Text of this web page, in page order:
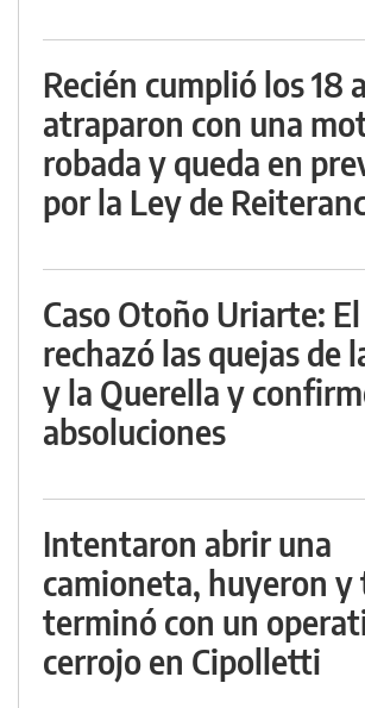
Recién cumplió los 18
atraparon con una
robada y queda en
por la Ley de
Caso Otoño Uriarte: El
rechazó las quejas de
y la Querella y
absoluciones
Intentaron abrir una
camioneta, huyeron y
terminó con un
cerrojo en Cipolletti